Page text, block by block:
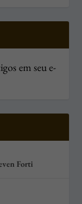
em seu e-
Forti